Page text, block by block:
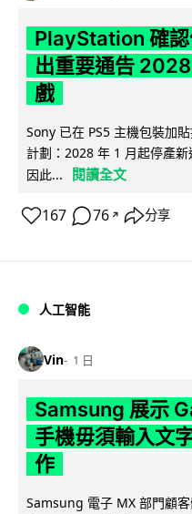
PlayStation 確
出重要通告
戲
Sony 已在 PS5 主機包裝加
計劃：2028 年 1 月起停產
因此...
閱讀全文
167 76 ↗ 分享
人工智能
Vin 1 日
Samsung 展示
手機毋須輸入文
作
Samsung 電子 MX 部門顧